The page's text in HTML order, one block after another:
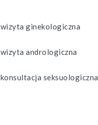
wizyta ginekologiczna
wizyta andrologiczna
konsultacja seksuologiczna